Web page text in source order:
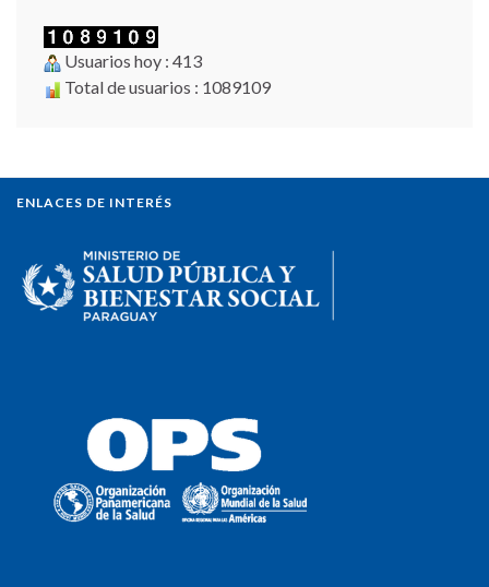
Usuarios hoy : 413
Total de usuarios : 1089109
ENLACES DE INTERÉS